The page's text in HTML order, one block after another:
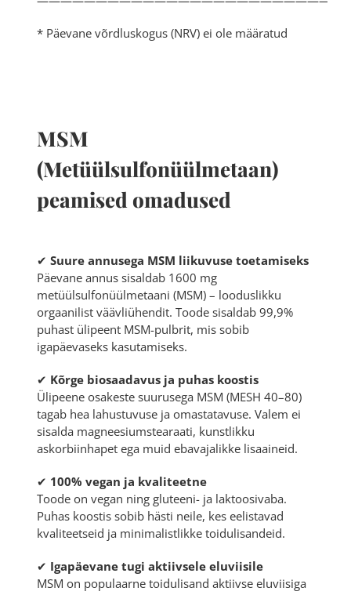
* Päevane võrdluskogus (NRV) ei ole määratud
MSM
(Metüülsulfonüülmetaan)
peamised omadused
✔ Suure annusega MSM liikuvuse toetamiseks
Päevane annus sisaldab 1600 mg
metüülsulfonüülmetaani (MSM) – looduslikku
orgaanilist väävliühendit. Toode sisaldab 99,9%
puhast ülipeent MSM-pulbrit, mis sobib
igapäevaseks kasutamiseks.
✔ Kõrge biosaadavus ja puhas koostis
Ülipeene osakeste suurusega MSM (MESH 40–80)
tagab hea lahustuvuse ja omastatavuse. Valem ei
sisalda magneesiumstearaati, kunstlikku
askorbiinhapet ega muid ebavajalikke lisaaineid.
✔ 100% vegan ja kvaliteetne
Toode on vegan ning gluteeni- ja laktoosivaba.
Puhas koostis sobib hästi neile, kes eelistavad
kvaliteetseid ja minimalistlikke toidulisandeid.
✔ Igapäevane tugi aktiivsele eluviisile
MSM on populaarne toidulisand aktiivse eluviisiga